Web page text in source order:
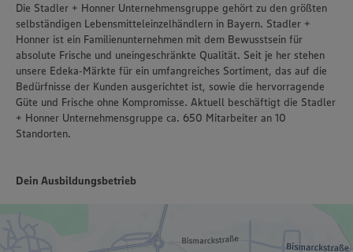
Die Stadler + Honner Unternehmensgruppe gehört zu den größten
selbständigen Lebensmitteleinzelhändlern in Bayern. Stadler +
Honner ist ein Familienunternehmen mit dem Bewusstsein für
absolute Frische und uneingeschränkte Qualität. Seit je her stehen
unsere Edeka‑Märkte für ein umfangreiches Sortiment, das auf die
Bedürfnisse der Kunden ausgerichtet ist, sowie die hervorragende
Güte und Frische ohne Kompromisse. Aktuell beschäftigt die Stadler
+ Honner Unternehmensgruppe ca. 650 Mitarbeiter an 10
Standorten.
Dein Ausbildungsbetrieb